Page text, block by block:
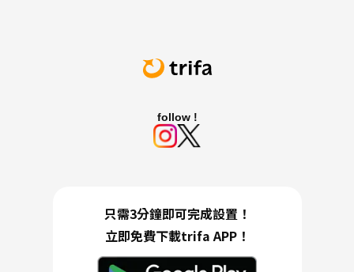
follow !
只需3分鐘即可完成設置！
立即免費下載trifa APP！